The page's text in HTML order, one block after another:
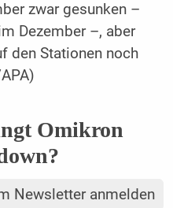
zwar gesunken –
Dezember –, aber
den Stationen noch
Omikron
Newsletter anmelden